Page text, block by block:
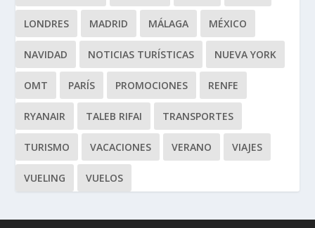
LONDRES MADRID MÁLAGA MÉXICO
NAVIDAD NOTICIAS TURÍSTICAS NUEVA YORK
OMT PARÍS PROMOCIONES RENFE
RYANAIR TALEB RIFAI TRANSPORTES
TURISMO VACACIONES VERANO VIAJES
VUELING VUELOS